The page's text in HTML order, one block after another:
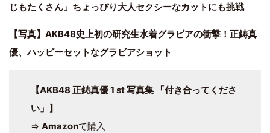
じもたくさん」ちょっぴり大人セクシーなカットにも挑戦
【写真】AKB48史上初の研究生水着グラビアの衝撃！正鋳真
優、ハッピーセットなグラビアショット
【AKB48 正鋳真優 1 st 写真集 「付き合ってくださ
い」】
⇒ Amazonで購入